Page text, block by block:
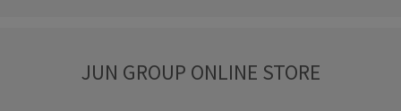
JUN GROUP ONLINE STORE